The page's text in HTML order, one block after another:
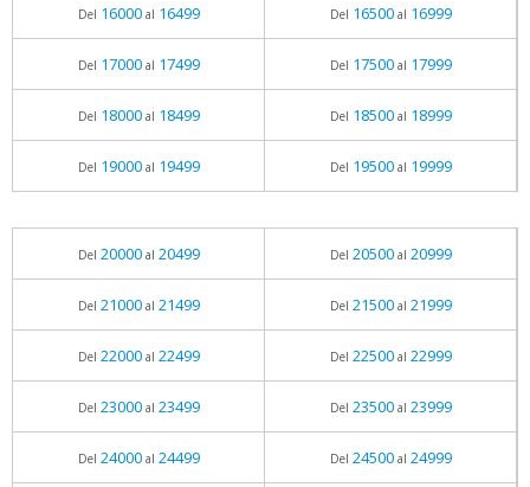
Del 16000al 16499 Del 16500al 16999
Del 17000al 17499 Del 17500al 17999
Del 18000al 18499 Del 18500al 18999
Del 19000al 19499 Del 19500al 19999
Del 20000al 20499 Del 20500al 20999
Del 21000al 21499 Del 21500al 21999
Del 22000al 22499 Del 22500al 22999
Del 23000al 23499 Del 23500al 23999
Del 24000al 24499 Del 24500al 24999